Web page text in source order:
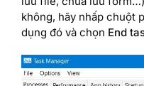
không, hãy nhấp chuột
dụng đó và chọn End